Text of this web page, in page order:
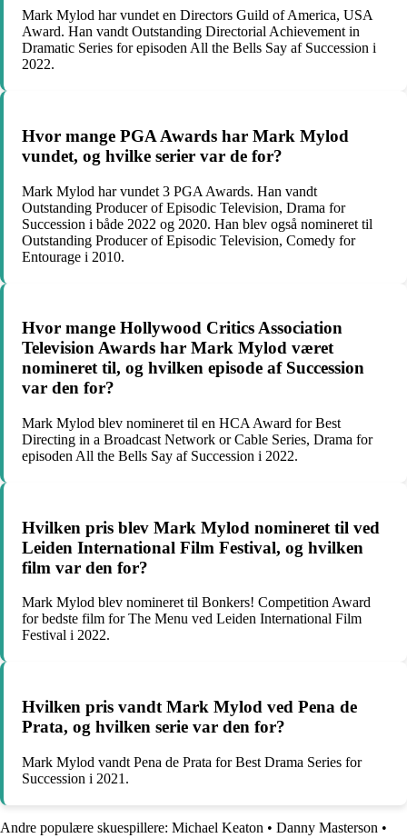
Mark Mylod har vundet en Directors Guild of America, USA
Award. Han vandt Outstanding Directorial Achievement in
Dramatic Series for episoden All the Bells Say af Succession i
2022.
Hvor mange PGA Awards har Mark Mylod
vundet, og hvilke serier var de for?
Mark Mylod har vundet 3 PGA Awards. Han vandt
Outstanding Producer of Episodic Television, Drama for
Succession i både 2022 og 2020. Han blev også nomineret til
Outstanding Producer of Episodic Television, Comedy for
Entourage i 2010.
Hvor mange Hollywood Critics Association
Television Awards har Mark Mylod været
nomineret til, og hvilken episode af Succession
var den for?
Mark Mylod blev nomineret til en HCA Award for Best
Directing in a Broadcast Network or Cable Series, Drama for
episoden All the Bells Say af Succession i 2022.
Hvilken pris blev Mark Mylod nomineret til ved
Leiden International Film Festival, og hvilken
film var den for?
Mark Mylod blev nomineret til Bonkers! Competition Award
for bedste film for The Menu ved Leiden International Film
Festival i 2022.
Hvilken pris vandt Mark Mylod ved Pena de
Prata, og hvilken serie var den for?
Mark Mylod vandt Pena de Prata for Best Drama Series for
Succession i 2021.
Andre populære skuespillere: Michael Keaton • Danny Masterson •